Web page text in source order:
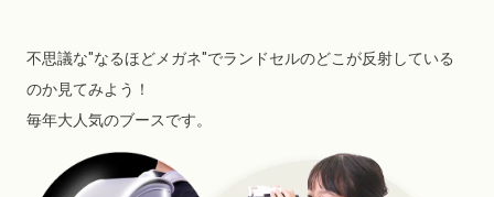
不思議な"なるほどメガネ"でランドセルのどこが反射している
のか見てみよう！
毎年大人気のブースです。